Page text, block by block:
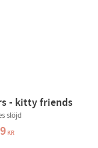
- kitty friends
slöjd
KR